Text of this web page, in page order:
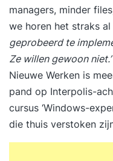
managers, minder
we horen het straks
geprobeerd te
Ze willen gewoon niet.’
Nieuwe Werken is
pand op Interpolis-
cursus ‘Windows-
die thuis verstoken